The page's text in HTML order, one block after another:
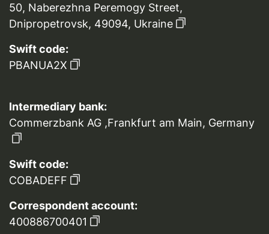
50, Naberezhna Peremogy Street,
Dnipropetrovsk, 49094, Ukraine
Swift code:
PBANUA2X
Intermediary bank:
Commerzbank AG ,Frankfurt am Main, Germany
Swift code:
COBADEFF
Correspondent account:
400886700401